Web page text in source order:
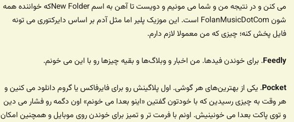
می کنن و در نتیجه من و شما می مونیم و دویست تا آهن به اسم New Folderکه خواننده همه
شون FolanMusicDotCom است. این موزیک پلیر اما مثل آدم بر اساس دایرکتوری می تونه
فایل پخش کنه؛ چیزی که من معمولا لازم دارم.
Feedly. برای خوندن فیدها. من اخبار و وبلاگ‌ها و بقیه چیزها رو با این می خونم.
Pocket. یکی از بهترین‌های هر گوشی. اول پلاگینش رو برای فایرفاکس یا گروم دانلود می کنین و
هر وقت به چیزی رسیدین که با خودتون گفتین «اینو بعدا می خونم» اون دگمه رو فشار می دین
و توی پاکت بعدا می خونینیش. اونم با فرمت تر و تمیز برای خوندن روی موبایل و همچنین امکان